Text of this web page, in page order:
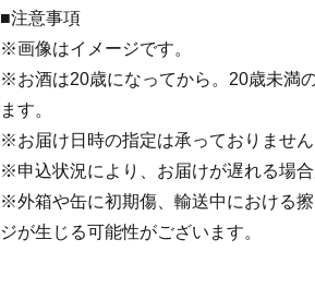
■注意事項
※画像はイメージです。
※お酒は20歳になってから。20歳未満
ます。
※お届け日時の指定は承っておりません
※申込状況により、お届けが遅れる場合
※外箱や缶に初期傷、輸送中における
ジが生じる可能性がございます。